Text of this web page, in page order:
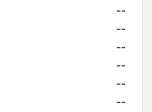
--
--
--
--
--
--